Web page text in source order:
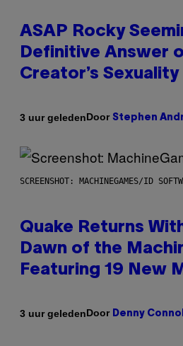
ASAP Rocky
Definitive Answer
Creator’s Sexuality
3 uur geledenDoor Stephen
SCREENSHOT: MACHINEGAMES/ID
Quake Returns
Dawn of the
Featuring 19 New
3 uur geledenDoor Denny